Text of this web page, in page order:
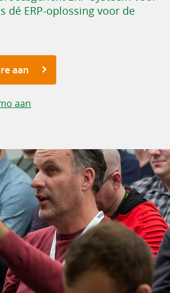
dé ERP-oplossing voor de
aan
aan